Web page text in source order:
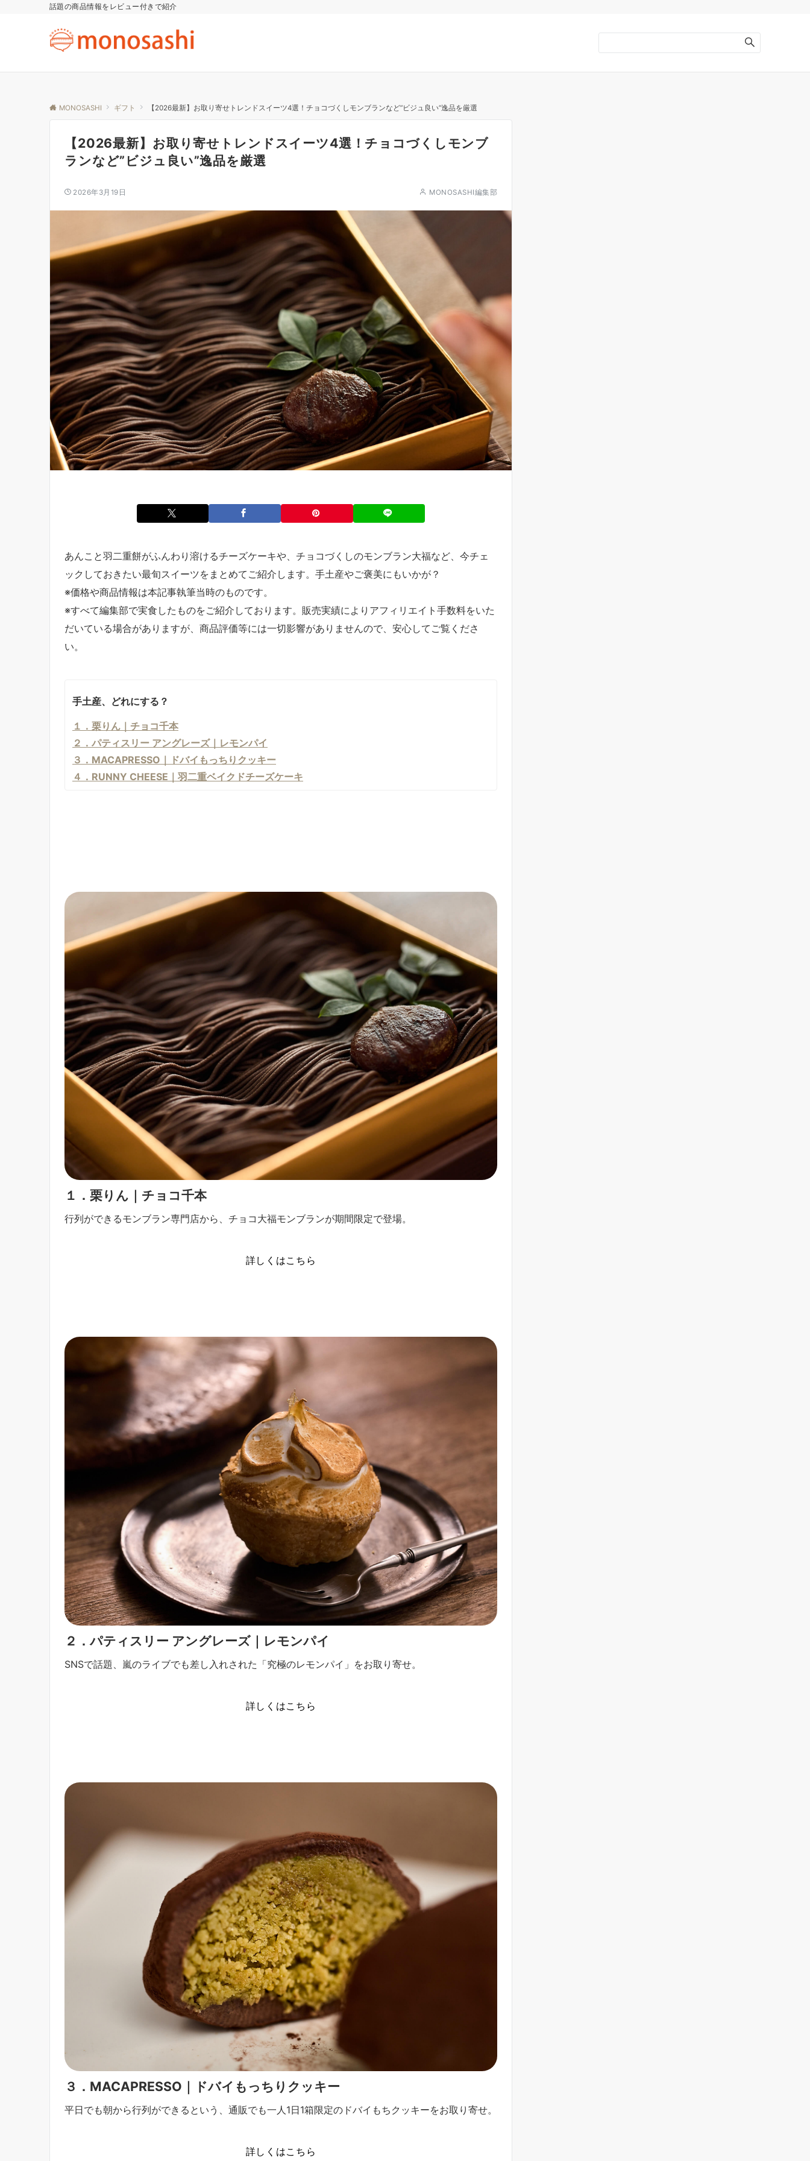
話題の商品情報をレビュー付きで紹介
MONOSASHI ギフト 【2026最新】お取り寄せトレンドスイーツ4選！チョコづくしモンブランなど”ビジュ良い”逸品を厳選
【2026最新】お取り寄せトレンドスイーツ4選！チョコづくしモンブ
ランなど”ビジュ良い”逸品を厳選
2026年3月19日 MONOSASHI編集部
あんこと羽二重餅がふんわり溶けるチーズケーキや、チョコづくしのモンブラン大福など、今チェ
ックしておきたい最旬スイーツをまとめてご紹介します。手土産やご褒美にもいかが？
※価格や商品情報は本記事執筆当時のものです。
※すべて編集部で実食したものをご紹介しております。販売実績によりアフィリエイト手数料をいた
だいている場合がありますが、商品評価等には一切影響がありませんので、安心してご覧くださ
い。
手土産、どれにする？
１．栗りん｜チョコ千本
２．パティスリー アングレーズ｜レモンパイ
３．MACAPRESSO｜ドバイもっちりクッキー
４．RUNNY CHEESE｜羽二重ベイクドチーズケーキ
１．栗りん｜チョコ千本
行列ができるモンブラン専門店から、チョコ大福モンブランが期間限定で登場。
詳しくはこちら
２．パティスリー アングレーズ｜レモンパイ
SNSで話題、嵐のライブでも差し入れされた「究極のレモンパイ」をお取り寄せ。
詳しくはこちら
３．MACAPRESSO｜ドバイもっちりクッキー
平日でも朝から行列ができるという、通販でも一人1日1箱限定のドバイもちクッキーをお取り寄せ。
詳しくはこちら